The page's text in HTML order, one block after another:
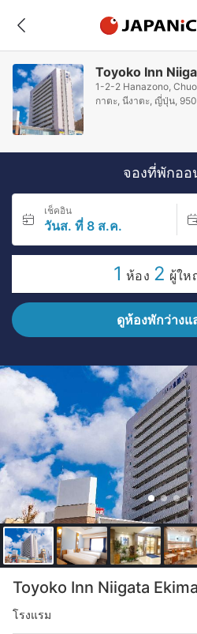
Toyoko Inn
1-2-2 Hanazono,
กาตะ, นีงาตะ, ญี่ปุ่น,
จองที่พักออ
เช็คอิน
วันส. ที่ 8 ส.ค.
1 ห้อง 2 ผู้ใ
ดูห้องพักว่างแ
Toyoko Inn Niigata
โรงแรม